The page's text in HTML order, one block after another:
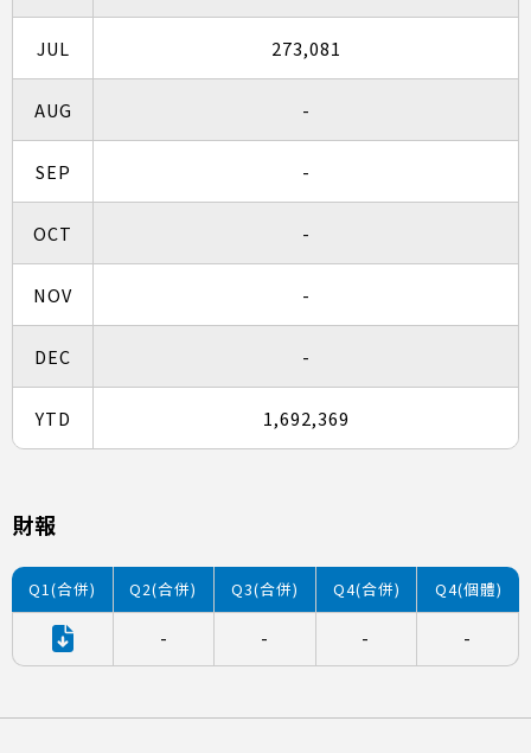
JUL 273,081
AUG -
SEP -
OCT -
NOV -
DEC -
YTD 1,692,369
財報
Q1(合併) Q2(合併) Q3(合併) Q4(合併) Q4(個體)
- - - -